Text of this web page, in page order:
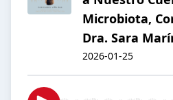
Microbiota,
Dra. Sara
2026-01-25